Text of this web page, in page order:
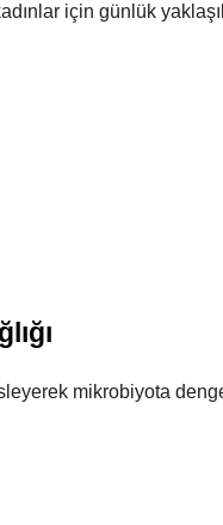
için günlük
mikrobiyota